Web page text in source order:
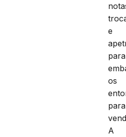
e
para
os
para
A